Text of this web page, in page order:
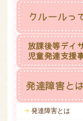
発達障害とは